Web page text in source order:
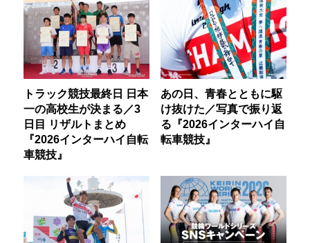
トラック競技最終日 日本
一の高校生が決まる／3
日目 リザルトまとめ
『2026インターハイ自転
車競技』
あの日、青春とともに駆
け抜けた／写真で振り返
る『2026インターハイ自
転車競技』